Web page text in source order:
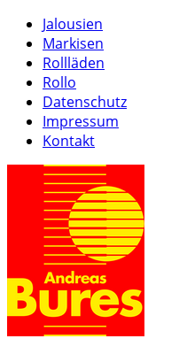
Jalousien
Markisen
Rollläden
Rollo
Datenschutz
Impressum
Kontakt